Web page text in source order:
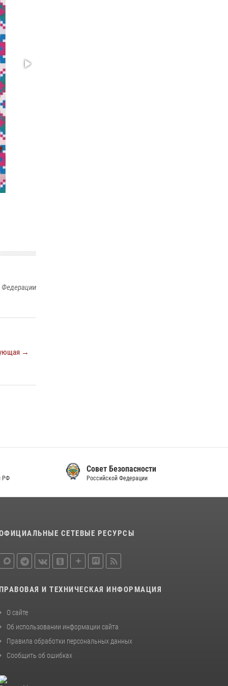
Федерации
→
Совет Безопасности
Российской Федерации
СЕТЕВЫЕ РЕСУРСЫ
ПРАВОВАЯ И ТЕХНИЧЕСКАЯ ИНФОРМАЦИЯ
О сайте
Об использовании информации сайта
Правила обработки персональных данных
Сообщить об ошибках